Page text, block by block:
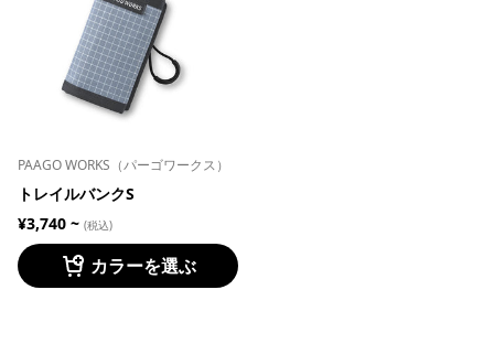
PAAGO WORKS（パーゴワークス）
トレイルバンクS
¥3,740 ~ (税込)
カラーを選ぶ